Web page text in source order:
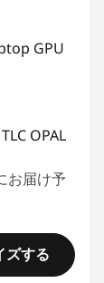
GPU
OPAL
お届け予
ズする